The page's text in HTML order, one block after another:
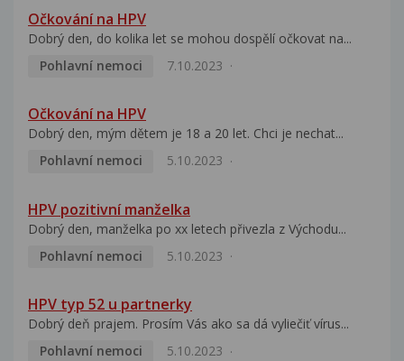
Očkování na HPV
Dobrý den, do kolika let se mohou dospělí očkovat na...
Pohlavní nemoci
7.10.2023
Očkování na HPV
Dobrý den, mým dětem je 18 a 20 let. Chci je nechat...
Pohlavní nemoci
5.10.2023
HPV pozitivní manželka
Dobrý den, manželka po xx letech přivezla z Východu...
Pohlavní nemoci
5.10.2023
HPV typ 52 u partnerky
Dobrý deň prajem. Prosím Vás ako sa dá vyliečiť vírus...
Pohlavní nemoci
5.10.2023